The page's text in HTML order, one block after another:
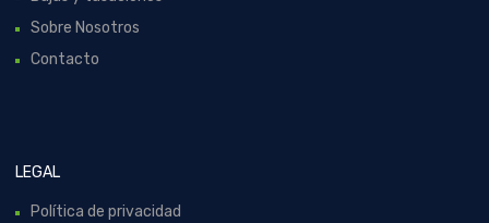
Sobre Nosotros
Contacto
LEGAL
Política de privacidad